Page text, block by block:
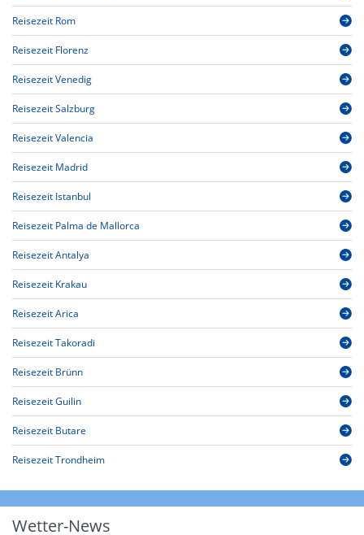
Reisezeit Rom
Reisezeit Florenz
Reisezeit Venedig
Reisezeit Salzburg
Reisezeit Valencia
Reisezeit Madrid
Reisezeit Istanbul
Reisezeit Palma de Mallorca
Reisezeit Antalya
Reisezeit Krakau
Reisezeit Arica
Reisezeit Takoradi
Reisezeit Brünn
Reisezeit Guilin
Reisezeit Butare
Reisezeit Trondheim
Wetter-News